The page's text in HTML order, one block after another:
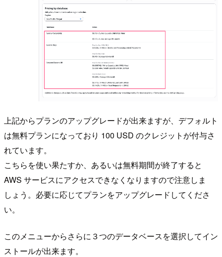
上記からプランのアップグレードが出来ますが、デフォルト
は無料プランになっており 100 USD のクレジットが付与さ
れています。
こちらを使い果たすか、あるいは無料期間が終了すると
AWS サービスにアクセスできなくなりますので注意しま
しょう。必要に応じてプランをアップグレードしてくださ
い。
このメニューからさらに３つのデータベースを選択してイン
ストールが出来ます。